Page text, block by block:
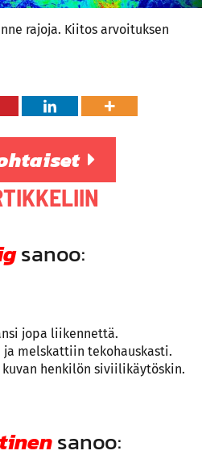
rajoja. Kiitos arvoituksen
sanoo:
jopa liikennettä.
melskattiin tekohauskasti.
henkilön siviilikäytöskin.
sanoo: